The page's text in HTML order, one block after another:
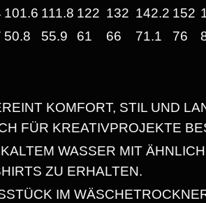
S
E
S
H
I
R
T
101.6 111.8 122 132 142.2 152
50.8 55.9 61 66 71.1 76
KOMFORT, STIL UND
FÜR KREATIVPROJEKTE
WASSER MIT
ZU ERHALTEN.
IM